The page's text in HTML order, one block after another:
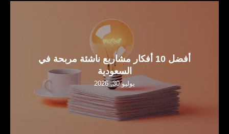
أفضل 10 أفكار مشاريع ناشئة مربحة في
السعودية
يوليو 30, 2026